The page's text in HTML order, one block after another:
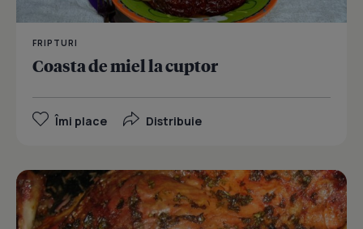
FRIPTURI
Coasta de miel la cuptor
Îmi place Distribuie